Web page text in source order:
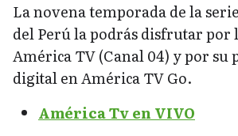
La novena temporada de la
del Perú la podrás disfrutar por
América TV (Canal 04) y por su
digital en América TV Go.
América Tv en VIVO